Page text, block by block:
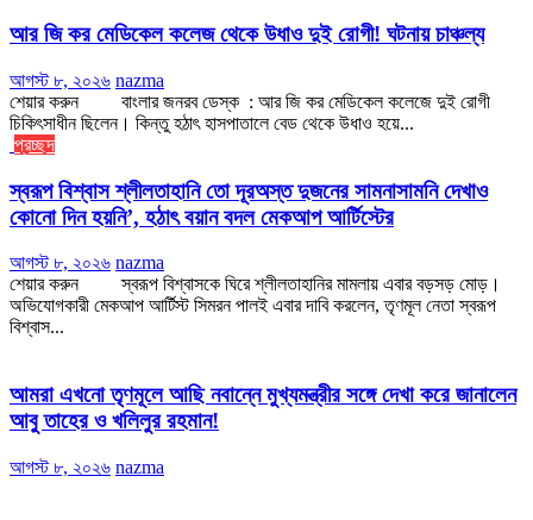
আর জি কর মেডিকেল কলেজ থেকে উধাও দুই রোগী! ঘটনায় চাঞ্চল্য
আগস্ট ৮, ২০২৬ nazma
শেয়ার করুন বাংলার জনরব ডেস্ক : আর জি কর মেডিকেল কলেজে দুই রোগী
চিকিৎসাধীন ছিলেন। কিন্তু হঠাৎ হাসপাতালে বেড থেকে উধাও হয়ে...
প্রচ্ছদ
স্বরূপ বিশ্বাস শ্লীলতাহানি তো দূরঅস্ত দুজনের সামনাসামনি দেখাও
কোনো দিন হয়নি’, হঠাৎ বয়ান বদল মেকআপ আর্টিস্টের
আগস্ট ৮, ২০২৬ nazma
শেয়ার করুন স্বরূপ বিশ্বাসকে ঘিরে শ্লীলতাহানির মামলায় এবার বড়সড় মোড়।
অভিযোগকারী মেকআপ আর্টিস্ট সিমরন পালই এবার দাবি করলেন, তৃণমূল নেতা স্বরূপ
বিশ্বাস...
আমরা এখনো তৃণমূলে আছি নবান্নে মুখ্যমন্ত্রীর সঙ্গে দেখা করে জানালেন
আবু তাহের ও খলিলুর রহমান!
আগস্ট ৮, ২০২৬ nazma